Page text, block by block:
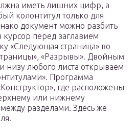
иметь лишних цифр, а
колонтитул только для
документ можно разбить
перед заглавием
«Следующая страница» во
«Разрывы». Двойным
низу любого листа открываем
Программа
где расположены
или нижнему
разделами. Здесь же